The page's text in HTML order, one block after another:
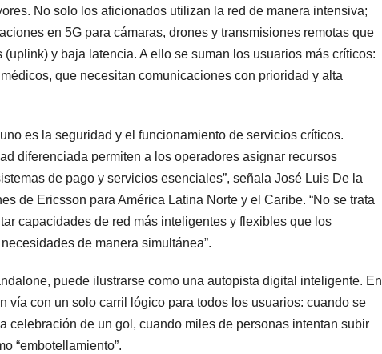
No solo los aficionados utilizan la red de manera intensiva;
en 5G para cámaras, drones y transmisiones remotas que
y baja latencia. A ello se suman los usuarios más críticos:
que necesitan comunicaciones con prioridad y alta
es la seguridad y el funcionamiento de servicios críticos.
diferenciada permiten a los operadores asignar recursos
de pago y servicios esenciales”, señala José Luis De la
de Ericsson para América Latina Norte y el Caribe. “No se trata
capacidades de red más inteligentes y flexibles que los
de manera simultánea”.
puede ilustrarse como una autopista digital inteligente. En
vía con un solo carril lógico para todos los usuarios: cuando se
de un gol, cuando miles de personas intentan subir
“embotellamiento”.